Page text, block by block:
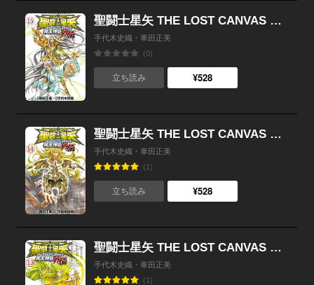
聖闘士星矢 THE LOST CANVAS 冥王神話外伝 （15）
手代木史織・車田正美
(0)
立ち読み ¥528
聖闘士星矢 THE LOST CANVAS 冥王神話外伝 （14）
手代木史織・車田正美
(1)
立ち読み ¥528
聖闘士星矢 THE LOST CANVAS 冥王神話外伝 （13）
手代木史織・車田正美
(1)